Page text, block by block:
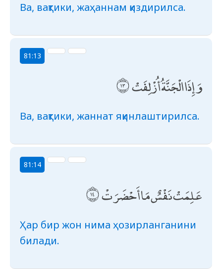
Ва, вақтики, жаҳаннам қиздирилса.
81:13
وَإِذَا الْجَنَّةُ أُزْلِفَتْ
Ва, вақтики, жаннат яқинлаштирилса.
81:14
عَلِمَتْ نَفْسٌ مَا أَحْضَرَتْ
Ҳар бир жон нима ҳозирланганини
билади.